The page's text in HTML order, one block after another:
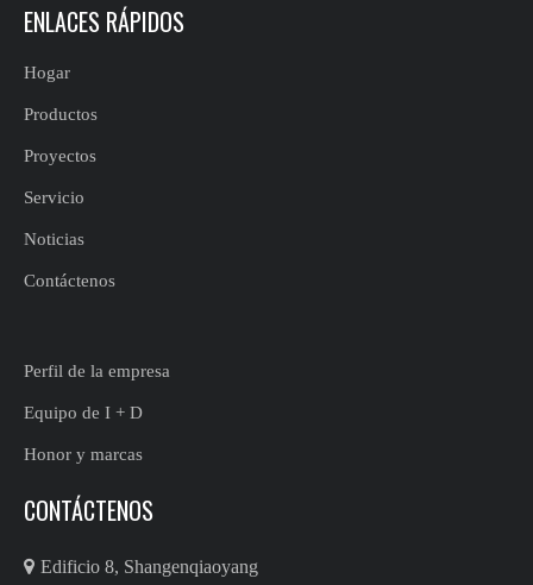
ENLACES RÁPIDOS
Hogar
Productos
Proyectos
Servicio
Noticias
Contáctenos
Perfil de la empresa
Equipo de I + D
Honor y marcas
CONTÁCTENOS
 Edificio 8, Shangenqiaoyang